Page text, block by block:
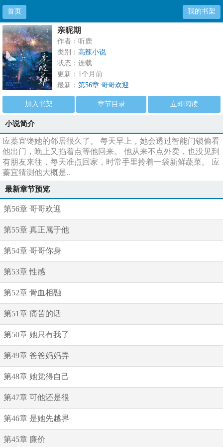
首页 我的书架
亲昵期
作者：听鹿
类别： 高辣小说
状态：连载
更新：1个月前
最新： 第56章 哥哥欢迎
加入书架 章节目录 立即阅读
小说简介
应蓁宜馋她的邻居很久了。 每天早上，她会透过智能门锁偷看
他出门，晚上又掐着点等他回来。 他从来不点外卖，也没见到
有朋友来往，每天准点回家，时常手里拎着一袋新鲜蔬菜。 应
蓁宜猜测他大概是..
最新章节预览
第56章 哥哥欢迎
第55章 真正属于他
第54章 哥哥你身
第53章 性感
第52章 骨血相融
第51章 痛苦的话
第50章 她只有我了
第49章 爸爸妈妈弄
第48章 她觉得自己
第47章 可他还是很
第46章 是她先越界
第45章 廉价